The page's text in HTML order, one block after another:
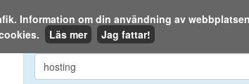
Sök i katalogen eller på webben:
Information om din användning av
Läs mer Jag fattar!